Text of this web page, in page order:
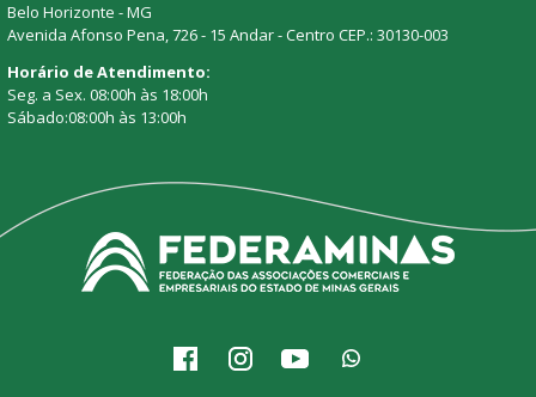
Belo Horizonte - MG
Avenida Afonso Pena, 726 - 15 Andar - Centro CEP.: 30130-003
Horário de Atendimento:
Seg. a Sex. 08:00h às 18:00h
Sábado:08:00h às 13:00h